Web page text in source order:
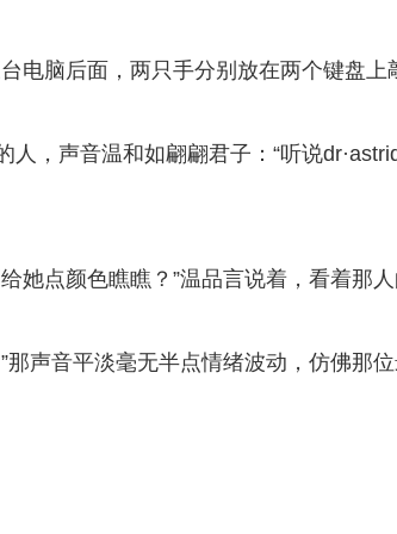
电脑后面，两只手分别放在两个键盘上
，声音温和如翩翩君子：“听说
她点颜色瞧瞧？”温品言说着，看着那
声音平淡毫无半点情绪波动，仿佛那